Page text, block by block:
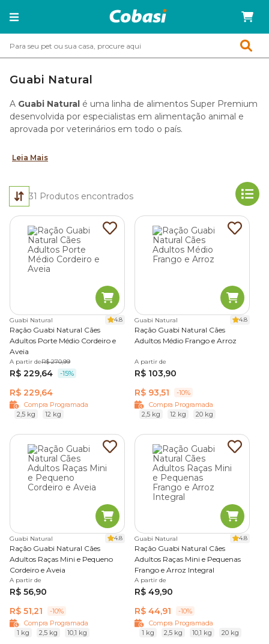
Guabi Natural
A Guabi Natural é uma linha de alimentos Super Premium
desenvolvida por especialistas em alimentação animal e
aprovada por veterinários em todo o país.
Leia Mais
31 Produtos encontrados
Guabi Natural 4.8
Ração Guabi Natural Cães
Adultos Porte Médio Cordeiro e
Aveia
A partir deR$ 270,99
R$ 229,64 -15%
R$ 229,64
Compra Programada
2,5 kg
12 kg
Guabi Natural 4.8
Ração Guabi Natural Cães
Adultos Médio Frango e Arroz
A partir de
R$ 103,90
R$ 93,51
-10%
Compra Programada
2,5 kg
12 kg 20 kg
Guabi Natural 4.8
Ração Guabi Natural Cães
Adultos Raças Mini e Pequeno
Cordeiro e Aveia
A partir de
R$ 56,90
R$ 51,21
-10%
Compra Programada
1 kg
2,5 kg 10,1 kg
Guabi Natural 4.8
Ração Guabi Natural Cães
Adultos Raças Mini e Pequenas
Frango e Arroz Integral
A partir de
R$ 49,90
R$ 44,91
-10%
Compra Programada
1 kg
2,5 kg 10,1 kg 20 kg